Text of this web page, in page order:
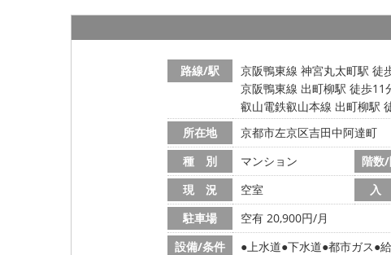
路線/駅
京阪鴨東線 神宮丸太町駅 徒
京阪鴨東線 出町柳駅 徒歩11
叡山電鉄叡山本線 出町柳駅
所在地
京都市左京区吉田中阿達町
種 別
マンション 階数
現 況
空室 入
駐車場
空有 20,900円/月
設備/条件
上水道 下水道 都市ガス